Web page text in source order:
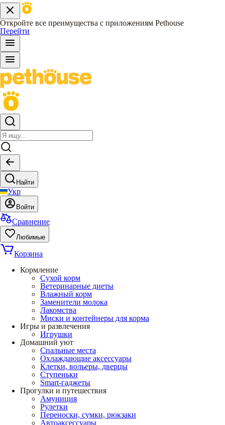
Откройте все преимущества с приложениям Pethouse
Перейти
Найти
Укр
Войти
Сравнение
Любимые
Корзина
Кормление
Сухой корм
Ветеринарные диеты
Влажный корм
Заменители молока
Лакомства
Миски и контейнеры для корма
Игры и развлечения
Игрушки
Домашний уют
Спальные места
Охлаждающие аксессуары
Клетки, вольеры, дверцы
Ступеньки
Smart-гаджеты
Прогулки и путешествия
Амуниция
Рулетки
Переноски, сумки, рюкзаки
Автоаксессуары